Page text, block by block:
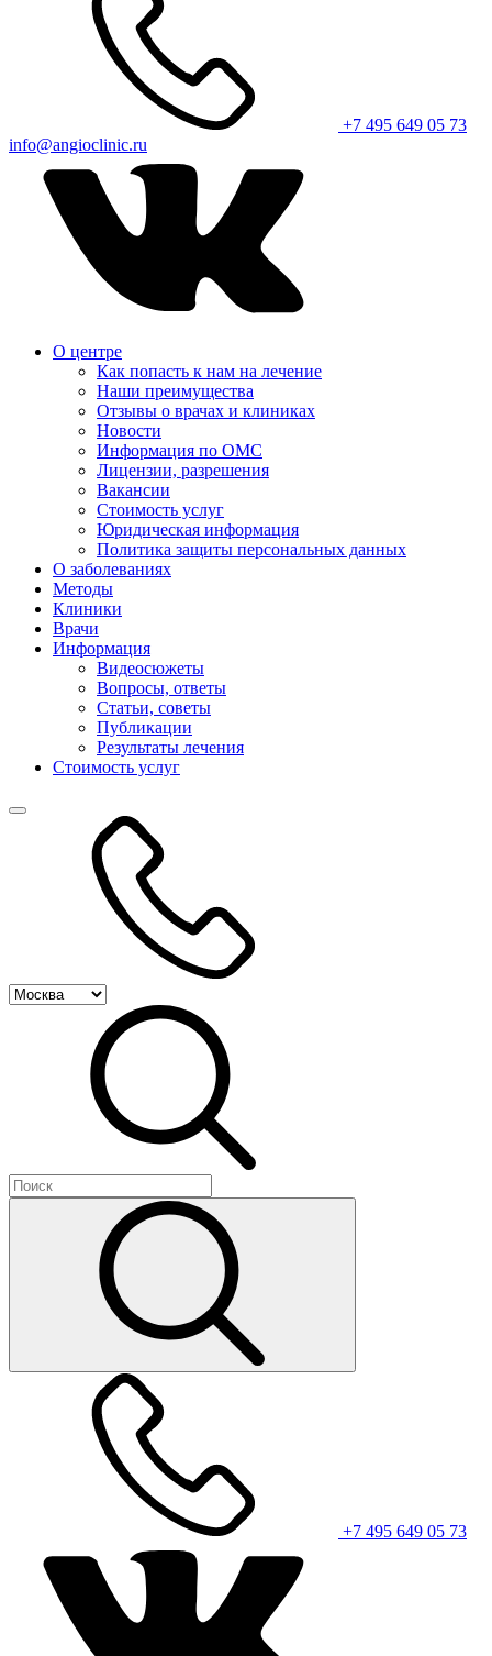
+7 495 649 05 73
info@angioclinic.ru
О центре
Как попасть к нам на лечение
Наши преимущества
Отзывы о врачах и клиниках
Новости
Информация по ОМС
Лицензии, разрешения
Вакансии
Стоимость услуг
Юридическая информация
Политика защиты персональных данных
О заболеваниях
Методы
Клиники
Врачи
Информация
Видеосюжеты
Вопросы, ответы
Статьи, советы
Публикации
Результаты лечения
Стоимость услуг
+7 495 649 05 73